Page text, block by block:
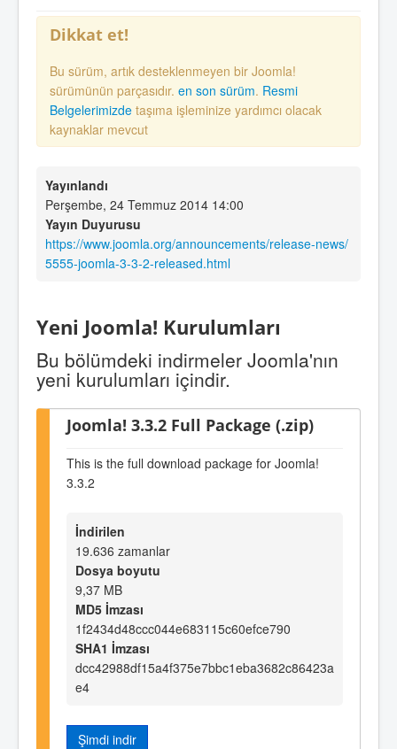
Dikkat et!
Bu sürüm, artık desteklenmeyen bir Joomla!
sürümünün parçasıdır. en son sürüm. Resmi
Belgelerimizde taşıma işleminize yardımcı olacak
kaynaklar mevcut
Yayınlandı
Perşembe, 24 Temmuz 2014 14:00
Yayın Duyurusu
https://www.joomla.org/announcements/release-news/
5555-joomla-3-3-2-released.html
Yeni Joomla! Kurulumları
Bu bölümdeki indirmeler Joomla'nın
yeni kurulumları içindir.
Joomla! 3.3.2 Full Package (.zip)
This is the full download package for Joomla!
3.3.2
İndirilen
19.636 zamanlar
Dosya boyutu
9,37 MB
MD5 İmzası
1f2434d48ccc044e683115c60efce790
SHA1 İmzası
dcc42988df15a4f375e7bbc1eba3682c86423a
e4
Şimdi indir